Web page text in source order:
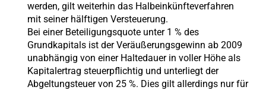
werden, gilt weiterhin das Halbeinkünfteverfahren
mit seiner hälftigen Versteuerung.
Bei einer Beteiligungsquote unter 1 % des
Grundkapitals ist der Veräußerungsgewinn ab 2009
unabhängig von einer Haltedauer in voller Höhe als
Kapitalertrag steuerpflichtig und unterliegt der
Abgeltungsteuer von 25 %. Dies gilt allerdings nur für